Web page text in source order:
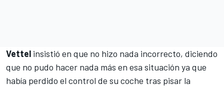
Vettel insistió en que no hizo nada incorrecto, diciendo
que no pudo hacer nada más en esa situación ya que
había perdido el control de su coche tras pisar la